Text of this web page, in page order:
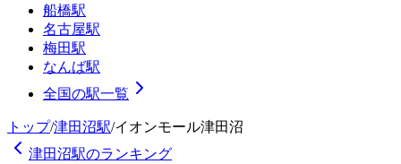
船橋駅
名古屋駅
梅田駅
なんば駅
全国の駅一覧
トップ/津田沼駅/イオンモール津田沼
津田沼駅のランキング